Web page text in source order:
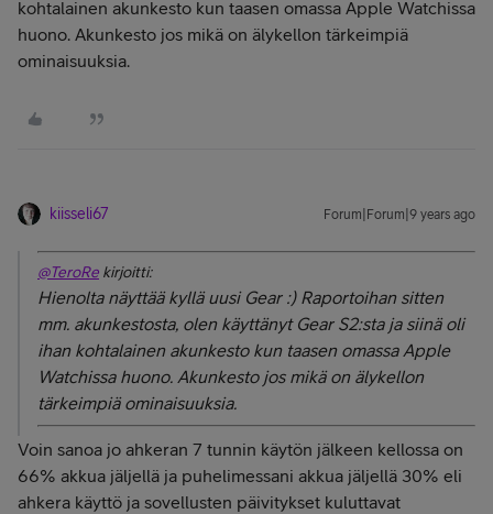
kohtalainen akunkesto kun taasen omassa Apple Watchissa
huono. Akunkesto jos mikä on älykellon tärkeimpiä
ominaisuuksia.
kiisseli67 Forum|Forum|9 years ago
@TeroRe kirjoitti:
Hienolta näyttää kyllä uusi Gear :) Raportoihan sitten
mm. akunkestosta, olen käyttänyt Gear S2:sta ja siinä oli
ihan kohtalainen akunkesto kun taasen omassa Apple
Watchissa huono. Akunkesto jos mikä on älykellon
tärkeimpiä ominaisuuksia.
Voin sanoa jo ahkeran 7 tunnin käytön jälkeen kellossa on
66% akkua jäljellä ja puhelimessani akkua jäljellä 30% eli
ahkera käyttö ja sovellusten päivitykset kuluttavat